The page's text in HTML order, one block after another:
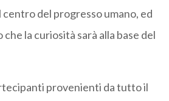
centro del progresso umano, ed
la curiosità sarà alla base del
provenienti da tutto il